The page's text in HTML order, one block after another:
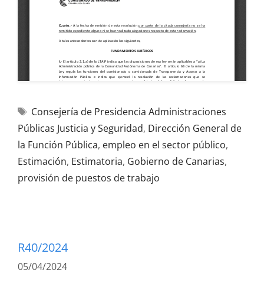
Consejería de Presidencia Administraciones
Públicas Justicia y Seguridad, Dirección General de
la Función Pública, empleo en el sector público,
Estimación, Estimatoria, Gobierno de Canarias,
provisión de puestos de trabajo
R40/2024
05/04/2024